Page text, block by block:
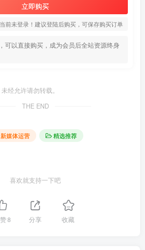
立即购买
前未登录！建议登陆后购买，可保存购买订单
可以直接购买，成为会员后全站资源终身
经允许请勿转载。
THE END
新媒体运营
精选推荐
喜欢就支持一下吧
8 分享 收藏